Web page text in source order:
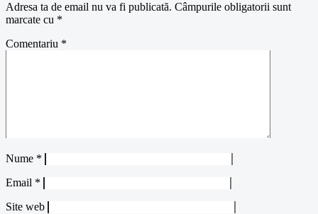
Adresa ta de email nu va fi publicată. Câmpurile obligatorii sunt
marcate cu *
Comentariu *
Nume *
Email *
Site web